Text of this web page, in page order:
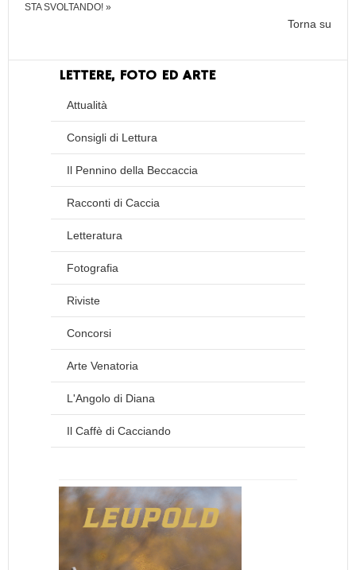
STA SVOLTANDO! »
Torna su
LETTERE, FOTO ED ARTE
Attualità
Consigli di Lettura
Il Pennino della Beccaccia
Racconti di Caccia
Letteratura
Fotografia
Riviste
Concorsi
Arte Venatoria
L'Angolo di Diana
Il Caffè di Cacciando